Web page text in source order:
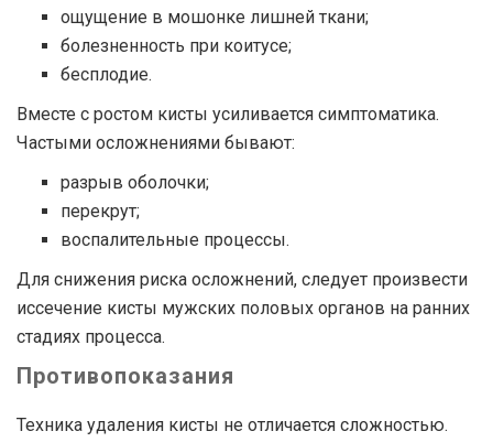
ощущение в мошонке лишней ткани;
болезненность при коитусе;
бесплодие.
Вместе с ростом кисты усиливается симптоматика.
Частыми осложнениями бывают:
разрыв оболочки;
перекрут;
воспалительные процессы.
Для снижения риска осложнений, следует произвести
иссечение кисты мужских половых органов на ранних
стадиях процесса.
Противопоказания
Техника удаления кисты не отличается сложностью.